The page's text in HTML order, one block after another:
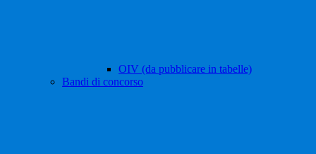
OIV (da pubblicare in tabelle)
Bandi di concorso